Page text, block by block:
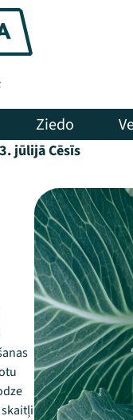
Ziedo
jūlijā Cēsīs